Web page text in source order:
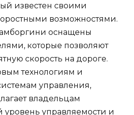
известен своими
возможностями.
оснащены
которые позволяют
скорость на дороге.
технологиям и
управления,
владельцам
управляемости и